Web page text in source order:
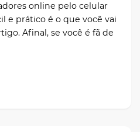
online pelo celular
e prático é o que você vai
Afinal, se você é fã de